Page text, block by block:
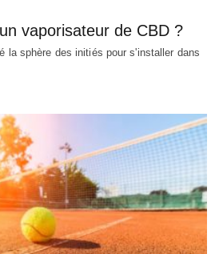
vaporisateur de CBD ?
la sphère des initiés pour s'installer dans